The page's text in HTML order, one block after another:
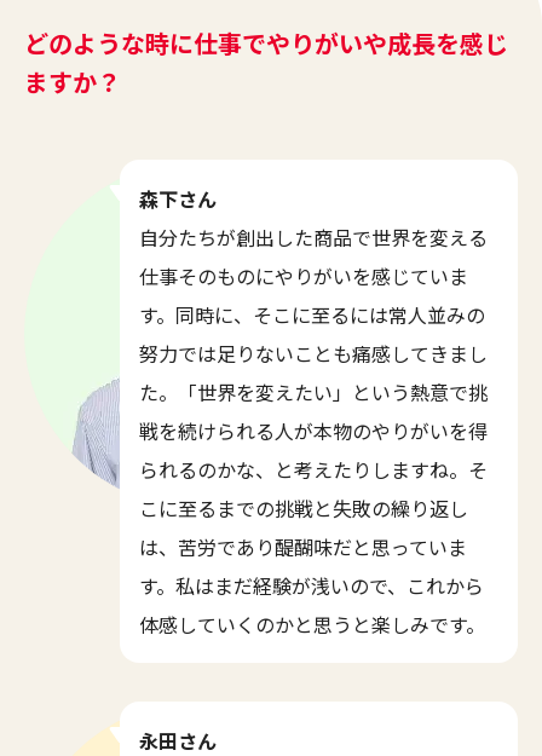
どのような時に仕事でやりがいや成長を感じ
ますか？
森下さん
自分たちが創出した商品で世界を変える
仕事そのものにやりがいを感じていま
す。同時に、そこに至るには常人並みの
努力では足りないことも痛感してきまし
た。「世界を変えたい」という熱意で挑
戦を続けられる人が本物のやりがいを得
られるのかな、と考えたりしますね。そ
こに至るまでの挑戦と失敗の繰り返し
は、苦労であり醍醐味だと思っていま
す。私はまだ経験が浅いので、これから
体感していくのかと思うと楽しみです。
永田さん